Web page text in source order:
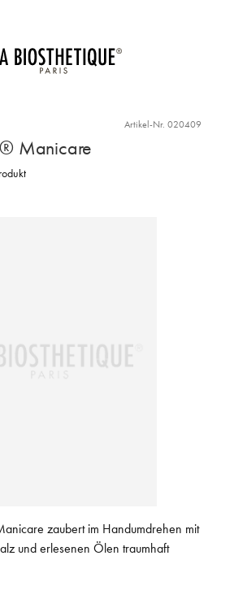
Artikel-Nr. 020409
Manicare
zaubert im Handumdrehen mit
und erlesenen Ölen traumhaft